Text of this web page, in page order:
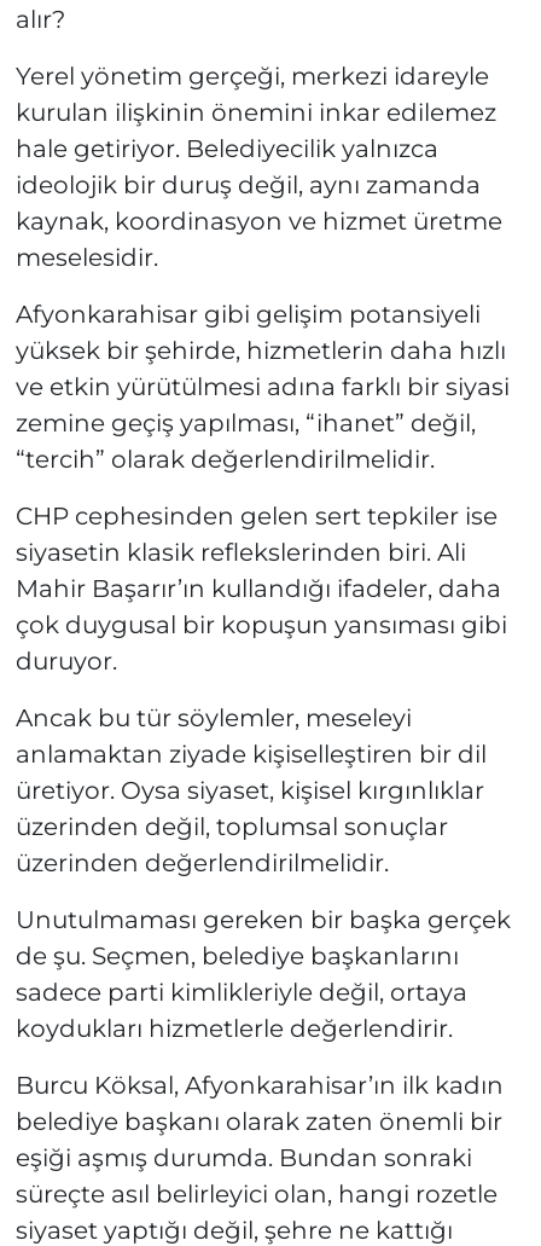
alır?
Yerel yönetim gerçeği, merkezi idareyle
kurulan ilişkinin önemini inkar edilemez
hale getiriyor. Belediyecilik yalnızca
ideolojik bir duruş değil, aynı zamanda
kaynak, koordinasyon ve hizmet üretme
meselesidir.
Afyonkarahisar gibi gelişim potansiyeli
yüksek bir şehirde, hizmetlerin daha hızlı
ve etkin yürütülmesi adına farklı bir siyasi
zemine geçiş yapılması, “ihanet” değil,
“tercih” olarak değerlendirilmelidir.
CHP cephesinden gelen sert tepkiler ise
siyasetin klasik reflekslerinden biri. Ali
Mahir Başarır’ın kullandığı ifadeler, daha
çok duygusal bir kopuşun yansıması gibi
duruyor.
Ancak bu tür söylemler, meseleyi
anlamaktan ziyade kişiselleştiren bir dil
üretiyor. Oysa siyaset, kişisel kırgınlıklar
üzerinden değil, toplumsal sonuçlar
üzerinden değerlendirilmelidir.
Unutulmaması gereken bir başka gerçek
de şu. Seçmen, belediye başkanlarını
sadece parti kimlikleriyle değil, ortaya
koydukları hizmetlerle değerlendirir.
Burcu Köksal, Afyonkarahisar’ın ilk kadın
belediye başkanı olarak zaten önemli bir
eşiği aşmış durumda. Bundan sonraki
süreçte asıl belirleyici olan, hangi rozetle
siyaset yaptığı değil, şehre ne kattığı